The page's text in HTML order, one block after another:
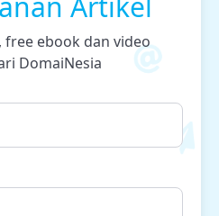
ebook dan video
DomaiNesia